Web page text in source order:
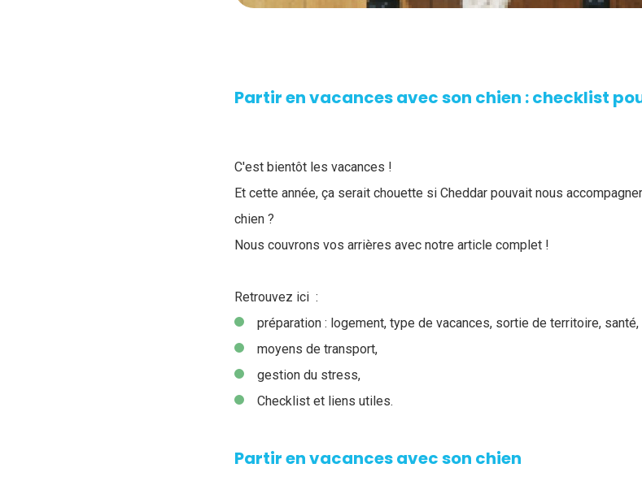
Partir en vacances avec son chien : checklist
C'est bientôt les vacances !
Et cette année, ça serait chouette si Cheddar pouvait nous
chien ?
Nous couvrons vos arrières avec notre article complet !
Retrouvez ici :
préparation : logement, type de vacances, sortie de territoire, santé,
moyens de transport,
gestion du stress,
Checklist et liens utiles.
Partir en vacances avec son chien